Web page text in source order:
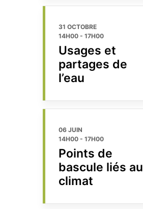
31 OCTOBRE
14H00 - 17H00
Usages et
partages de
l’eau
06 JUIN
14H00 - 17H00
Points de
bascule liés au
climat